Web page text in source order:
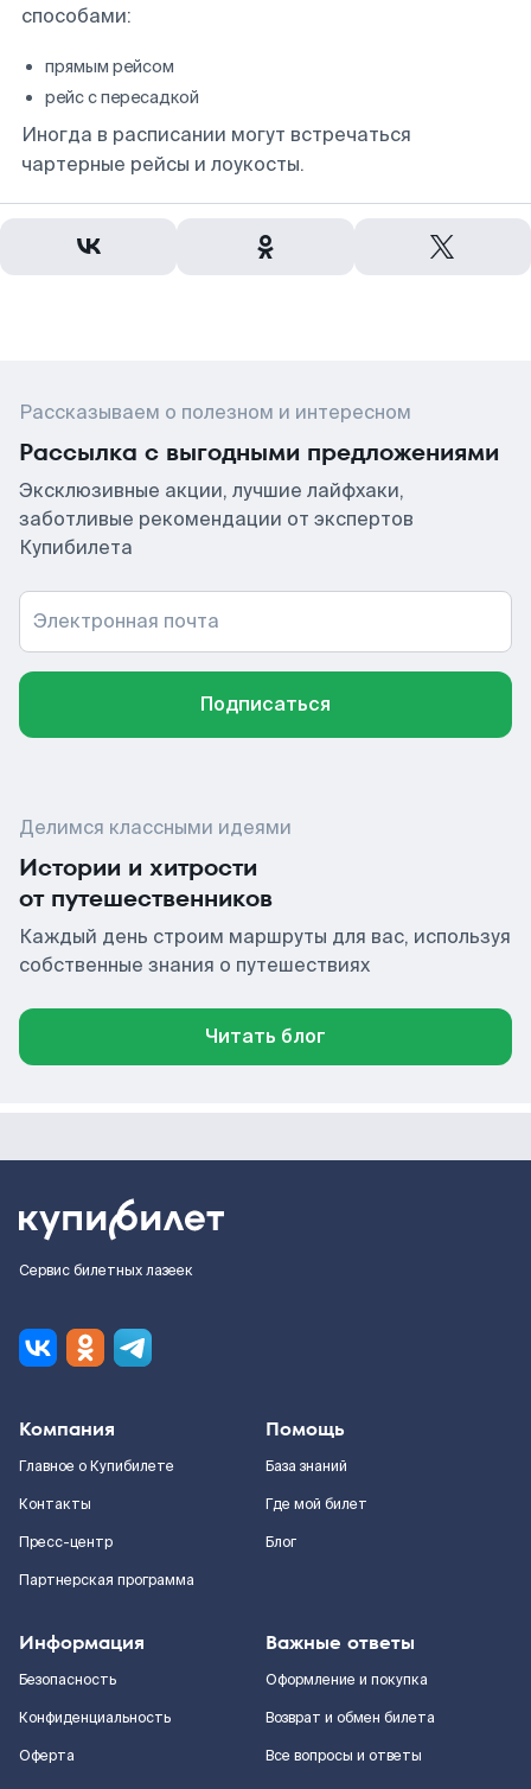
способами:
прямым рейсом
рейс с пересадкой
Иногда в расписании могут встречаться
чартерные рейсы и лоукосты.
Рассказываем о полезном и интересном
Рассылка с выгодными предложениями
Эксклюзивные акции, лучшие лайфхаки,
заботливые рекомендации от экспертов
Купибилета
Электронная почта
Подписаться
Делимся классными идеями
Истории и хитрости
от путешественников
Каждый день строим маршруты для вас, используя
собственные знания о путешествиях
Читать блог
Сервис билетных лазеек
Компания
Главное о Купибилете
Контакты
Пресс-центр
Партнерская программа
Помощь
База знаний
Где мой билет
Блог
Информация
Безопасность
Конфиденциальность
Оферта
Важные ответы
Оформление и покупка
Возврат и обмен билета
Все вопросы и ответы